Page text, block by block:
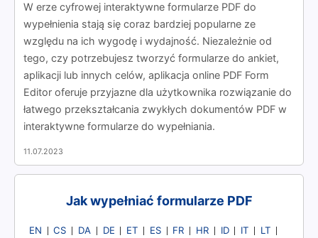
W erze cyfrowej interaktywne formularze PDF do
wypełnienia stają się coraz bardziej popularne ze
względu na ich wygodę i wydajność. Niezależnie od
tego, czy potrzebujesz tworzyć formularze do ankiet,
aplikacji lub innych celów, aplikacja online PDF Form
Editor oferuje przyjazne dla użytkownika rozwiązanie do
łatwego przekształcania zwykłych dokumentów PDF w
interaktywne formularze do wypełniania.
11.07.2023
Jak wypełniać formularze PDF
EN CS DA DE ET ES FR HR ID IT LT